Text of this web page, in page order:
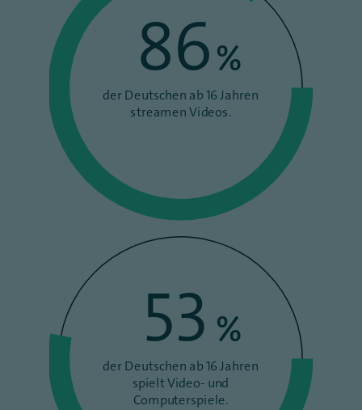
86%
der Deutschen ab 16 Jahren
streamen Videos.
53 %
der Deutschen ab 16 Jahren
spielt Video- und
Computerspiele.